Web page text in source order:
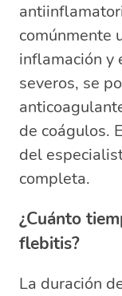
comúnmente
inflamación y
severos, se
de coágulos.
del
completa.
¿Cuánto
flebitis?
La duración